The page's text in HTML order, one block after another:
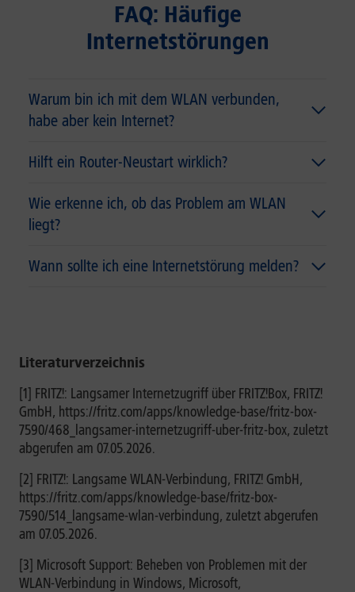
FAQ: Häufige
Internetstörungen
Warum bin ich mit dem WLAN verbunden,
habe aber kein Internet?
Hilft ein Router-Neustart wirklich?
Wie erkenne ich, ob das Problem am WLAN
liegt?
Wann sollte ich eine Internetstörung melden?
Literaturverzeichnis
[1] FRITZ!: Langsamer Internetzugriff über FRITZ!Box, FRITZ!
GmbH, https://fritz.com/apps/knowledge-base/fritz-box-
7590/468_langsamer-internetzugriff-uber-fritz-box, zuletzt
abgerufen am 07.05.2026.
[2] FRITZ!: Langsame WLAN-Verbindung, FRITZ! GmbH,
https://fritz.com/apps/knowledge-base/fritz-box-
7590/514_langsame-wlan-verbindung, zuletzt abgerufen
am 07.05.2026.
[3] Microsoft Support: Beheben von Problemen mit der
WLAN-Verbindung in Windows, Microsoft,